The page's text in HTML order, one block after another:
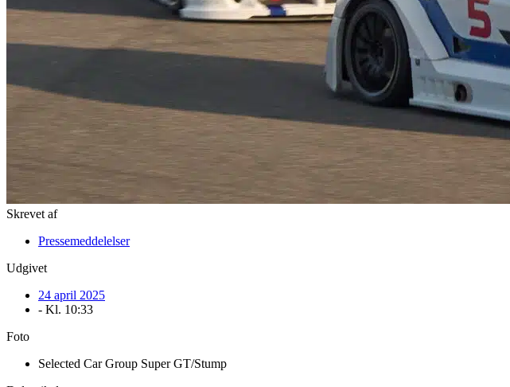
Skrevet af
Pressemeddelelser
Udgivet
24 april 2025
- Kl. 10:33
Foto
Selected Car Group Super GT/Stump